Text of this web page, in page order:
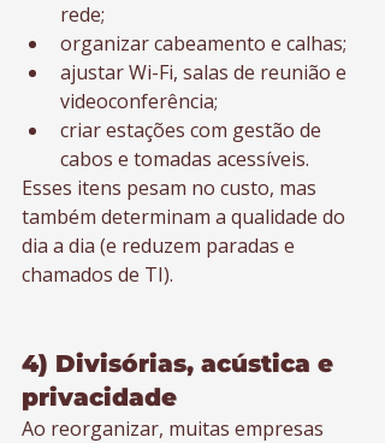
rede;
organizar cabeamento e calhas;
ajustar Wi-Fi, salas de reunião e
videoconferência;
criar estações com gestão de
cabos e tomadas acessíveis.
Esses itens pesam no custo, mas
também determinam a qualidade do
dia a dia (e reduzem paradas e
chamados de TI).
4) Divisórias, acústica e
privacidade
Ao reorganizar, muitas empresas